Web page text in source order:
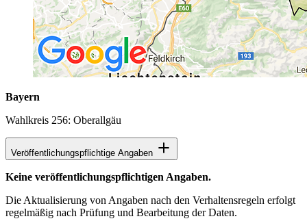
Bayern
Wahlkreis 256: Oberallgäu
Veröffentlichungspflichtige Angaben
Keine veröffentlichungspflichtigen Angaben.
Die Aktualisierung von Angaben nach den Verhaltensregeln erfolgt
regelmäßig nach Prüfung und Bearbeitung der Daten.